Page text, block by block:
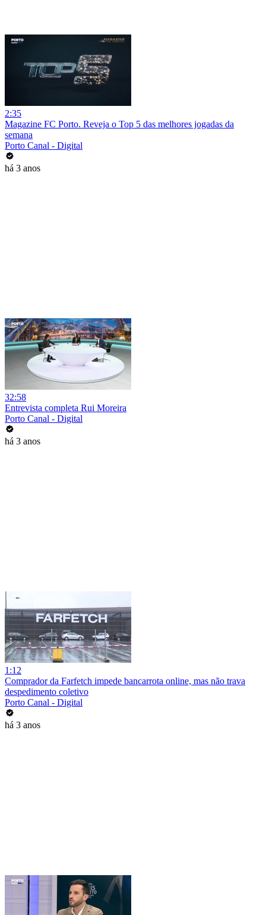
2:35
Magazine FC Porto. Reveja o Top 5 das melhores jogadas da
semana
Porto Canal - Digital
há 3 anos
32:58
Entrevista completa Rui Moreira
Porto Canal - Digital
há 3 anos
1:12
Comprador da Farfetch impede bancarrota online, mas não trava
despedimento coletivo
Porto Canal - Digital
há 3 anos